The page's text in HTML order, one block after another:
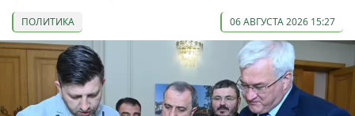
ПОЛИТИКА 06 АВГУСТА 2026 15:27